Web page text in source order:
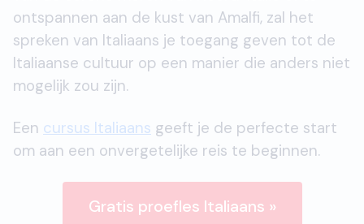
ontspannen aan de kust van Amalfi, zal het
spreken van Italiaans je toegang geven tot de
Italiaanse cultuur op een manier die anders niet
mogelijk zou zijn.
Een cursus Italiaans geeft je de perfecte start
om aan een onvergetelijke reis te beginnen.
Gratis proefles Italiaans »